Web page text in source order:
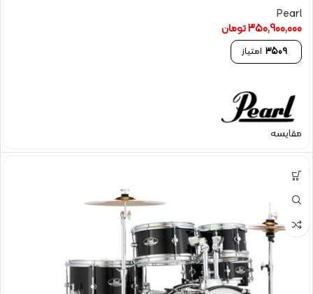
Pearl
350,900,000تومان
3509 امتیاز
مقایسه